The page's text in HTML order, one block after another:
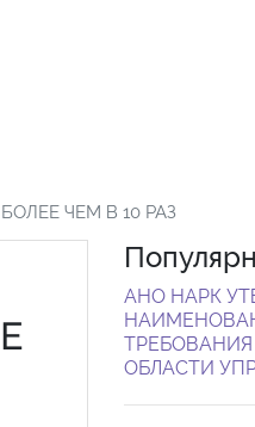
ЧЕМ В 10 РАЗ
АНО НАРК
ОБЛАСТИ